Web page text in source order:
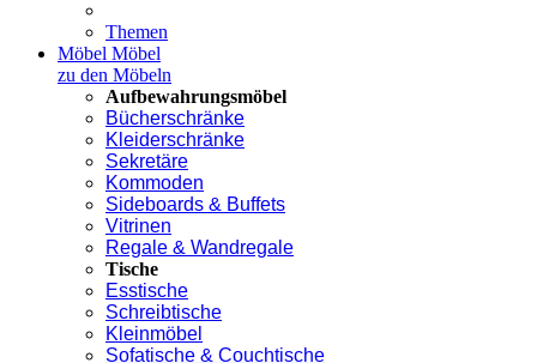
Themen
Möbel Möbel
zu den Möbeln
Aufbewahrungsmöbel
Bücherschränke
Kleiderschränke
Sekretäre
Kommoden
Sideboards & Buffets
Vitrinen
Regale & Wandregale
Tische
Esstische
Schreibtische
Kleinmöbel
Sofatische & Couchtische